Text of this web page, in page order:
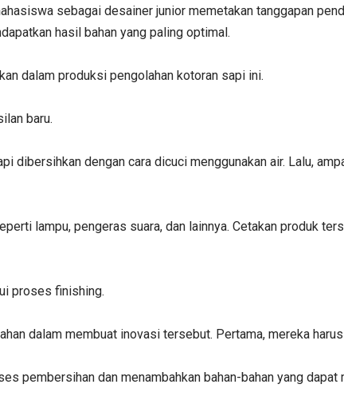
sebagai desainer junior memetakan tanggapan
hasil bahan yang paling optimal.
dalam produksi pengolahan kotoran sapi ini.
baru.
dibersihkan dengan cara dicuci menggunakan air. Lalu,
lampu, pengeras suara, dan lainnya. Cetakan produk
proses finishing.
dalam membuat inovasi tersebut. Pertama, mereka
pembersihan dan menambahkan bahan-bahan yang dapat